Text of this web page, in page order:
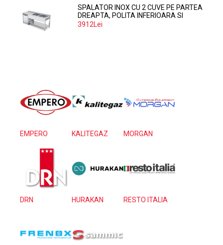
SPALATOR INOX CU 2 CUVE PE PARTEA
DREAPTA, POLITA INFERIOARA SI
SPATIU MASINA SPALAT 160*70*85
3912Lei
EMPERO KALITEGAZ MORGAN
DRN HURAKAN RESTO ITALIA